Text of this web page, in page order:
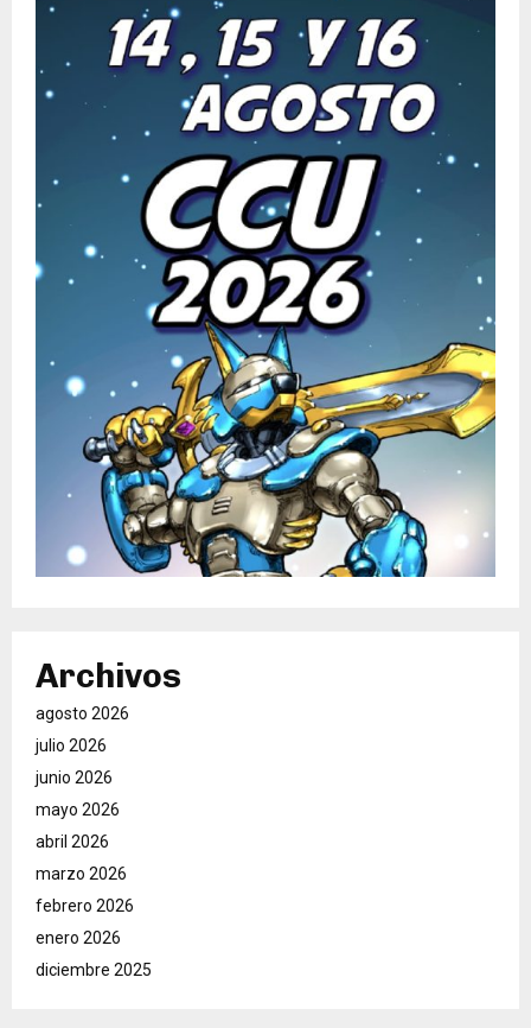
Archivos
agosto 2026
julio 2026
junio 2026
mayo 2026
abril 2026
marzo 2026
febrero 2026
enero 2026
diciembre 2025